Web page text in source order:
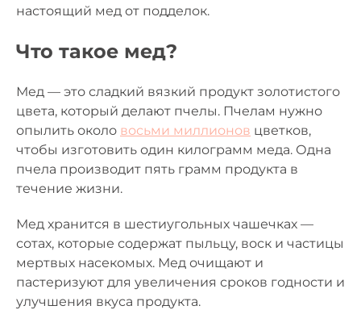
настоящий мед от подделок.
Что такое мед?
Мед — это сладкий вязкий продукт золотистого
цвета, который делают пчелы. Пчелам нужно
опылить около восьми миллионов цветков,
чтобы изготовить один килограмм меда. Одна
пчела производит пять грамм продукта в
течение жизни.
Мед хранится в шестиугольных чашечках —
сотах, которые содержат пыльцу, воск и частицы
мертвых насекомых. Мед очищают и
пастеризуют для увеличения сроков годности и
улучшения вкуса продукта.